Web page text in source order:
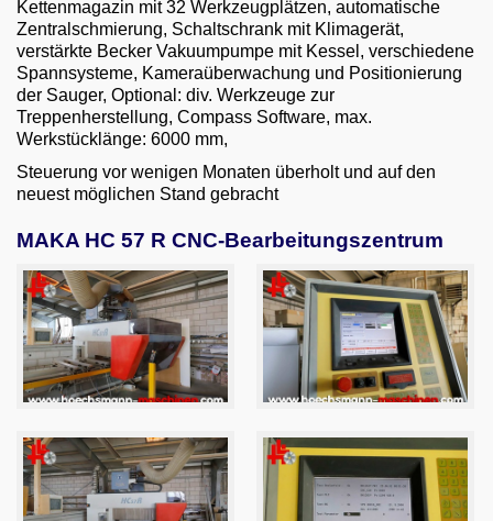
English
Kettenmagazin mit 32 Werkzeugplätzen, automatische
Zentralschmierung, Schaltschrank mit Klimagerät,
verstärkte Becker Vakuumpumpe mit Kessel, verschiedene
Spannsysteme, Kameraüberwachung und Positionierung
der Sauger, Optional: div. Werkzeuge zur
Treppenherstellung, Compass Software, max.
Werkstücklänge: 6000 mm,
Steuerung vor wenigen Monaten überholt und auf den
neuest möglichen Stand gebracht
MAKA HC 57 R CNC-Bearbeitungszentrum